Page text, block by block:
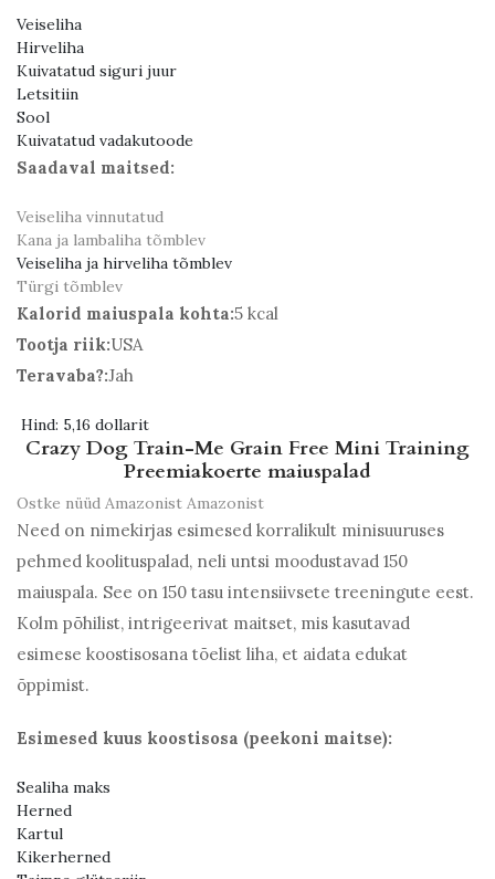
Veiseliha
Hirveliha
Kuivatatud siguri juur
Letsitiin
Sool
Kuivatatud vadakutoode
Saadaval maitsed:
Veiseliha vinnutatud
Kana ja lambaliha tõmblev
Veiseliha ja hirveliha tõmblev
Türgi tõmblev
Kalorid maiuspala kohta:5 kcal
Tootja riik:USA
Teravaba?:Jah
Hind: 5,16 dollarit
Crazy Dog Train-Me Grain Free Mini Training
Preemiakoerte maiuspalad
Ostke nüüd Amazonist Amazonist
Need on nimekirjas esimesed korralikult minisuuruses
pehmed koolituspalad, neli untsi moodustavad 150
maiuspala. See on 150 tasu intensiivsete treeningute eest.
Kolm põhilist, intrigeerivat maitset, mis kasutavad
esimese koostisosana tõelist liha, et aidata edukat
õppimist.
Esimesed kuus koostisosa (peekoni maitse):
Sealiha maks
Herned
Kartul
Kikerherned